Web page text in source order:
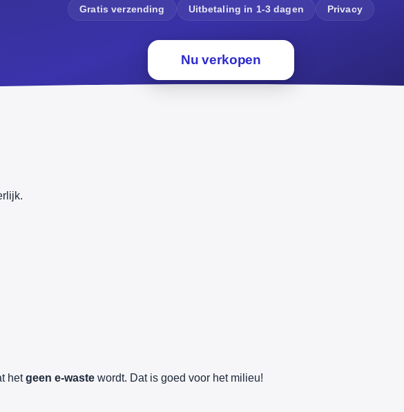
Gratis verzending Uitbetaling in 1-3 dagen Privacy
Nu verkopen
hetgeen e-waste wordt. Dat is goed voor het milieu!